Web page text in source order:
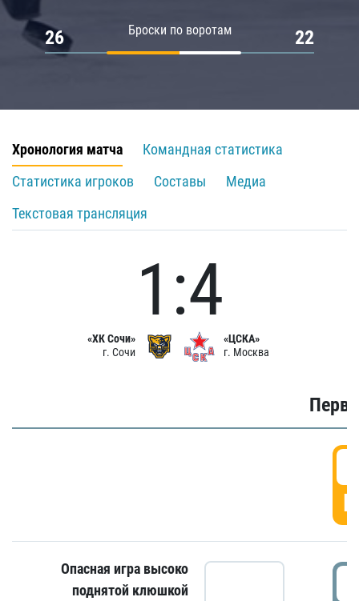
Броски по воротам
26 22
Хронология матча
Командная статистика
Статистика игроков
Составы
Медиа
Текстовая трансляция
«ХК Сочи»
г. Сочи
1:4
«ЦСКА»
г. Москва
Опасная игра высоко
поднятой клюшкой